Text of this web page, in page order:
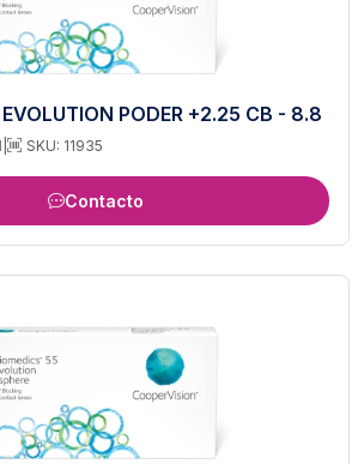
PODER +2.25 CB - 8.8
SKU: 11935
Contacto